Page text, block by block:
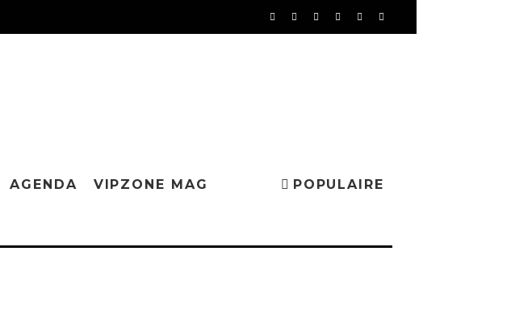
AGENDA VIPZONE MAG POPULAIRE